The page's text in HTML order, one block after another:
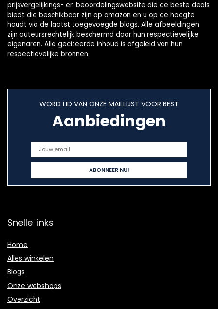
prijsvergelijkings- en beoordelingswebsite die de beste deals
biedt die beschikbaar zijn op amazon en u op de hoogte
houdt via de laatst toegevoegde blogs. Alle afbeeldingen
zijn auteursrechtelijk beschermd door hun respectievelijke
eigenaren. Alle geciteerde inhoud is afgeleid van hun
respectievelijke bronnen.
WORD LID VAN ONZE MAILLIJST VOOR BEST
Aanbiedingen
Snelle links
Home
Alles winkelen
Blogs
Onze webshops
Overzicht